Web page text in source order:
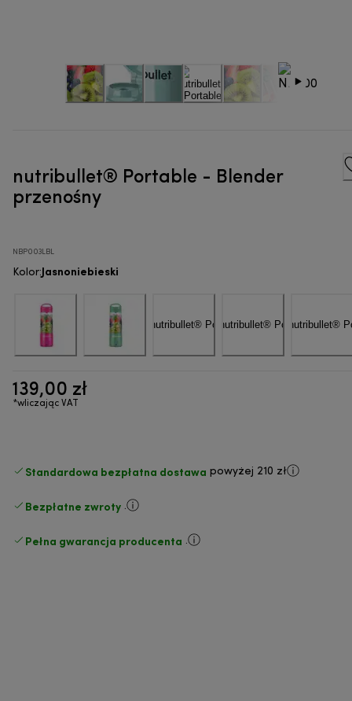
nutribullet® Portable - Blender
przenośny
NBP003LBL
Kolor:Jasnoniebieski
139,00 zł
*wliczając VAT
Standardowa bezpłatna dostawa powyżej 210 zł
Bezpłatne zwroty .
Pełna gwarancja producenta .